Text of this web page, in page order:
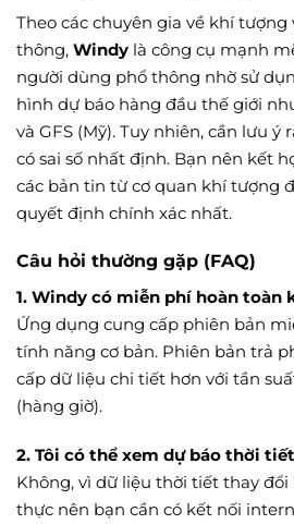
Theo các chuyên gia về khí tượng
thông, Windy là công cụ mạnh
người dùng phổ thông nhờ sử
hình dự báo hàng đầu thế giới
và GFS (Mỹ). Tuy nhiên, cần lưu ý
có sai số nhất định. Bạn nên kết
các bản tin từ cơ quan khí tượng
quyết định chính xác nhất.
Câu hỏi thường gặp (FAQ)
1. Windy có miễn phí hoàn toàn
Ứng dụng cung cấp phiên bản
tính năng cơ bản. Phiên bản trả
cấp dữ liệu chi tiết hơn với tần
(hàng giờ).
2. Tôi có thể xem dự báo thời
Không, vì dữ liệu thời tiết thay
thực nên bạn cần có kết nối